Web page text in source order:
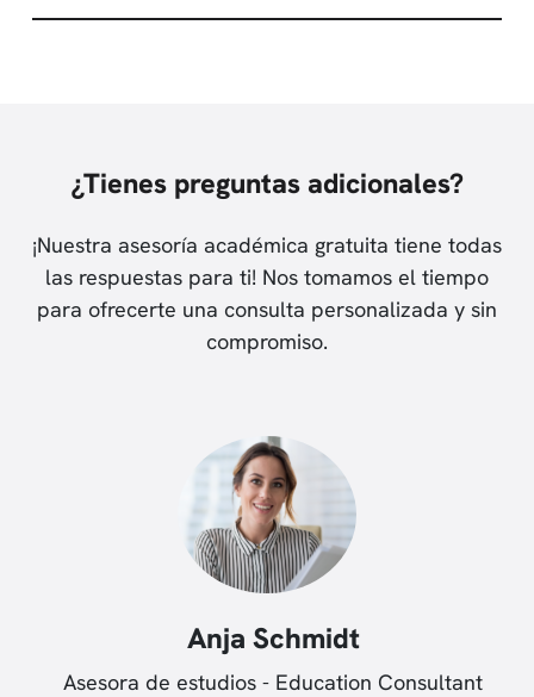
¿Tienes preguntas adicionales?
¡Nuestra asesoría académica gratuita tiene todas
las respuestas para ti! Nos tomamos el tiempo
para ofrecerte una consulta personalizada y sin
compromiso.
Anja Schmidt
Asesora de estudios - Education Consultant